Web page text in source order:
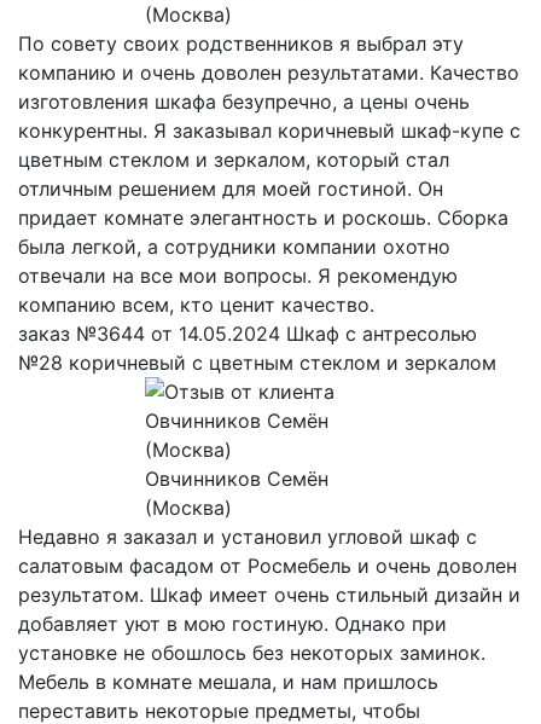
(Москва)
По совету своих родственников я выбрал эту
компанию и очень доволен результатами. Качество
изготовления шкафа безупречно, а цены очень
конкурентны. Я заказывал коричневый шкаф-купе с
цветным стеклом и зеркалом, который стал
отличным решением для моей гостиной. Он
придает комнате элегантность и роскошь. Сборка
была легкой, а сотрудники компании охотно
отвечали на все мои вопросы. Я рекомендую
компанию всем, кто ценит качество.
заказ №3644 от 14.05.2024 Шкаф с антресолью
№28 коричневый с цветным стеклом и зеркалом
Овчинников Семён
(Москва)
Недавно я заказал и установил угловой шкаф с
салатовым фасадом от Росмебель и очень доволен
результатом. Шкаф имеет очень стильный дизайн и
добавляет уют в мою гостиную. Однако при
установке не обошлось без некоторых заминок.
Мебель в комнате мешала, и нам пришлось
переставить некоторые предметы, чтобы